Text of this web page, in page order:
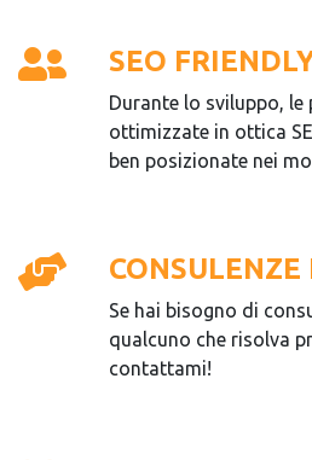
SEO
Durante lo sviluppo, le
ottimizzate in ottica
ben posizionate nei
CONSULENZE
Se hai bisogno di
qualcuno che risolva
contattami!